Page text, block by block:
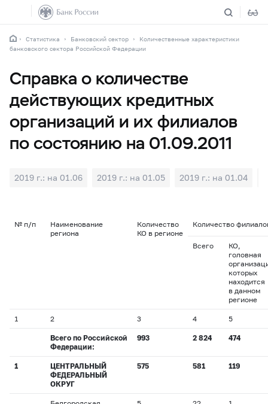
Статистика Банковский сектор
Количественные характеристики
банковского сектора Российской Федерации
Справка о количестве
действующих кредитных
организаций и их филиалов
по состоянию на 01.09.2011
2019 г.: на 01.06 2019 г.: на 01.05 2019 г.: на 01.04
№ п/п
Наименование
региона
Количество
КО в регионе
Количество
Всего
КО,
головная
которых
находится
в данном
регионе
1 2 3 4 5
Всего по Российской
Федерации:
993 2 824 474
1
ЦЕНТРАЛЬНЫЙ
ФЕДЕРАЛЬНЫЙ
ОКРУГ
575 581 119